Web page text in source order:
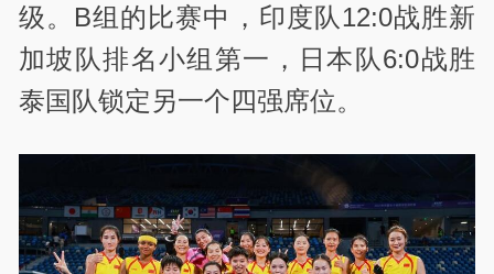
级。B组的比赛中，印度队12:0战胜新
加坡队排名小组第一，日本队6:0战胜
泰国队锁定另一个四强席位。